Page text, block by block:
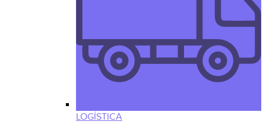
LOGÍSTICA